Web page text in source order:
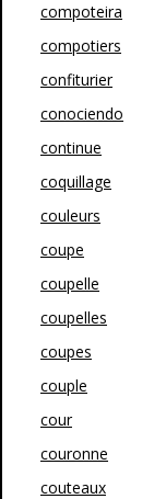
compoteira
compotiers
confiturier
conociendo
continue
coquillage
couleurs
coupe
coupelle
coupelles
coupes
couple
cour
couronne
couteaux